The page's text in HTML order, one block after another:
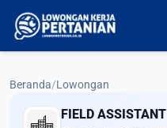
Beranda/Lowongan
FIELD ASSISTANT